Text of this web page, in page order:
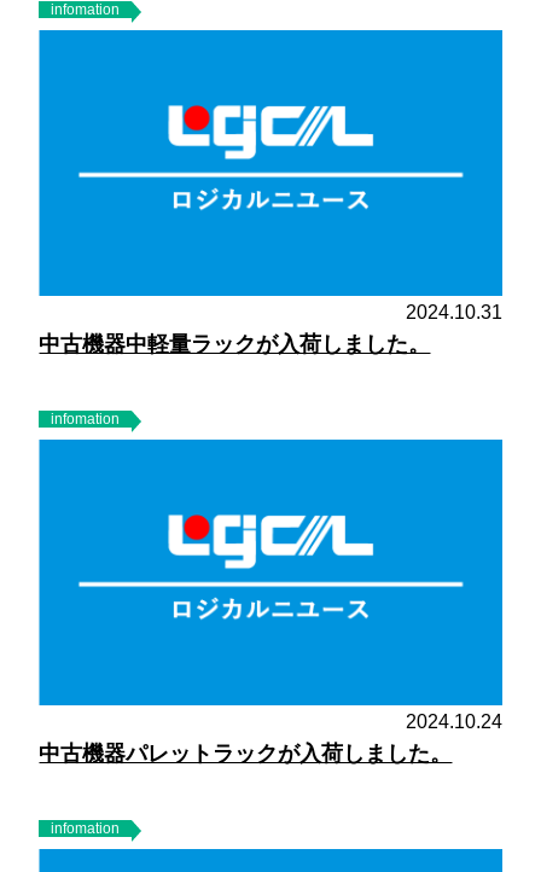
infomation
2024.10.31
中古機器中軽量ラックが入荷しました。
infomation
2024.10.24
中古機器パレットラックが入荷しました。
infomation